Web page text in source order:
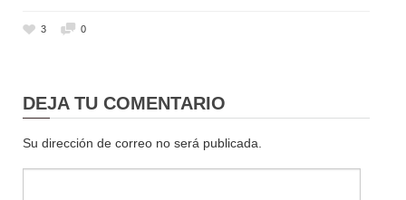
3 0
DEJA TU COMENTARIO
Su dirección de correo no será publicada.